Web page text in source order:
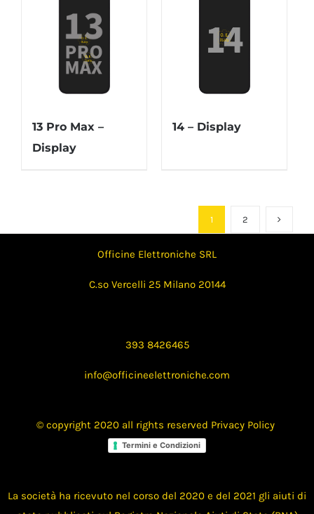
13 Pro Max –
Display
14 – Display
1 2
Officine Elettroniche SRL
C.so Vercelli 25 Milano 20144
393 8426465
info@officineelettroniche.com
© copyright 2020 all rights reserved Privacy Policy
Termini e Condizioni
La società ha ricevuto nel corso del 2020 e del 2021 gli aiuti di